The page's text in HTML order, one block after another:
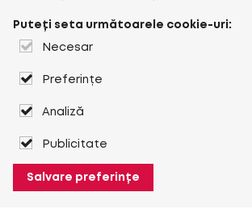
Puteți seta următoarele cookie-uri:
Necesar
Preferințe
Analiză
Publicitate
Salvare preferințe